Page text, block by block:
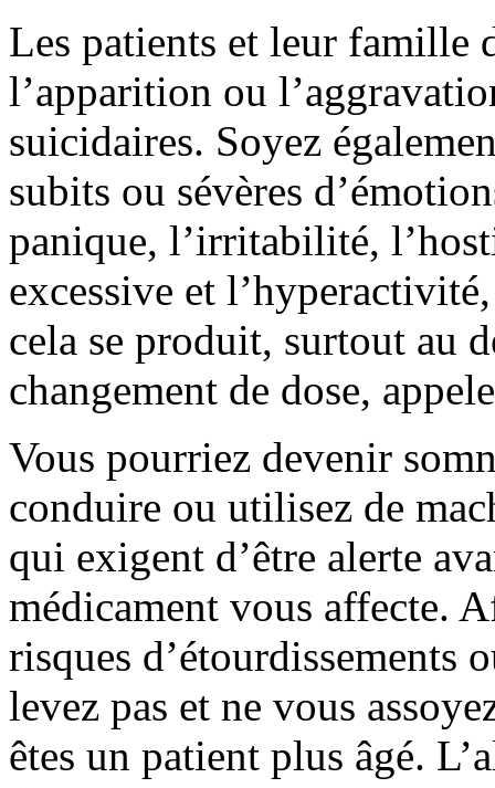
Les patients et leur famille
l’apparition ou
suicidaires. Soyez
subits ou sévères
panique, l’irritabilité,
excessive et
cela se produit, surtout au
changement de dose,
Vous pourriez devenir
conduire ou utilisez de
qui exigent d’être alerte
médicament vous affecte.
risques d’étourdissements
levez pas et ne vous
êtes un patient plus âgé.